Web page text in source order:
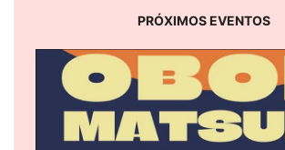
PRÓXIMOS EVENTOS